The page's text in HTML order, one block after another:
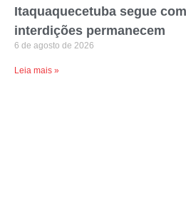
Itaquaquecetuba segue
interdições permanecem
6 de agosto de 2026
Leia mais »